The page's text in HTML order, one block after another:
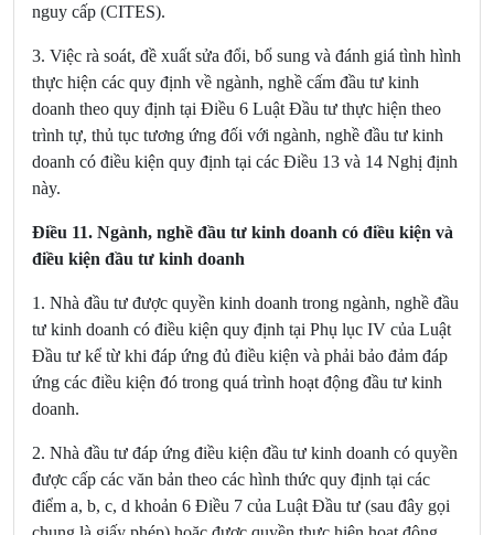
nguy cấp (CITES).
3. Việc rà soát, đề xuất sửa đổi, bổ sung và đánh giá tình hình
thực hiện các quy định về ngành, nghề cấm đầu tư kinh
doanh theo quy định tại Điều 6 Luật Đầu tư thực hiện theo
trình tự, thủ tục tương ứng đối với ngành, nghề đầu tư kinh
doanh có điều kiện quy định tại các Điều 13 và 14 Nghị định
này.
Điều 11. Ngành, nghề đầu tư kinh doanh có điều kiện và
điều kiện đầu tư kinh doanh
1. Nhà đầu tư được quyền kinh doanh trong ngành, nghề đầu
tư kinh doanh có điều kiện quy định tại Phụ lục IV của Luật
Đầu tư kể từ khi đáp ứng đủ điều kiện và phải bảo đảm đáp
ứng các điều kiện đó trong quá trình hoạt động đầu tư kinh
doanh.
2. Nhà đầu tư đáp ứng điều kiện đầu tư kinh doanh có quyền
được cấp các văn bản theo các hình thức quy định tại các
điểm a, b, c, d khoản 6 Điều 7 của Luật Đầu tư (sau đây gọi